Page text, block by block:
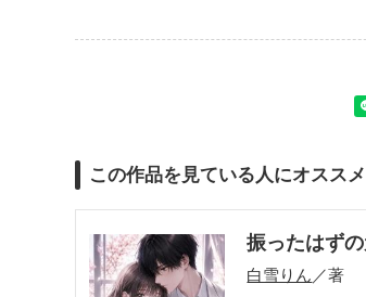
この作品を見ている人にオススメ
振ったはず
白雪りん ／著